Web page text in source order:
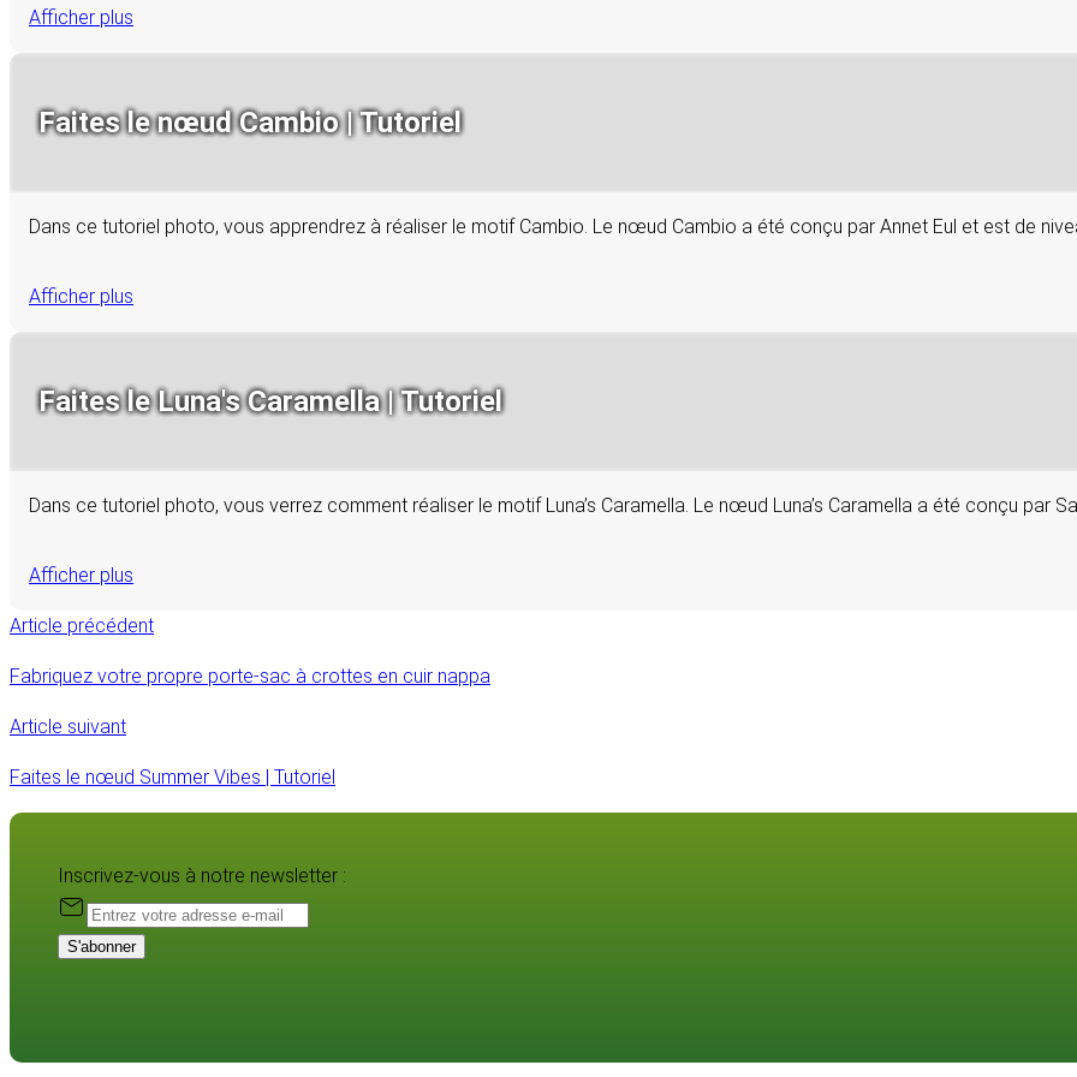
Afficher plus
Faites le nœud Cambio | Tutoriel
Dans ce tutoriel photo, vous apprendrez à réaliser le motif Cambio. Le nœud Cambio a été conçu par Annet Eul et est de
Afficher plus
Faites le Luna's Caramella | Tutoriel
Dans ce tutoriel photo, vous verrez comment réaliser le motif Luna’s Caramella. Le nœud Luna’s Caramella a été conçu par
Afficher plus
Article précédent
Fabriquez votre propre porte-sac à crottes en cuir nappa
Article suivant
Faites le nœud Summer Vibes | Tutoriel
Inscrivez-vous à notre newsletter :
S'abonner